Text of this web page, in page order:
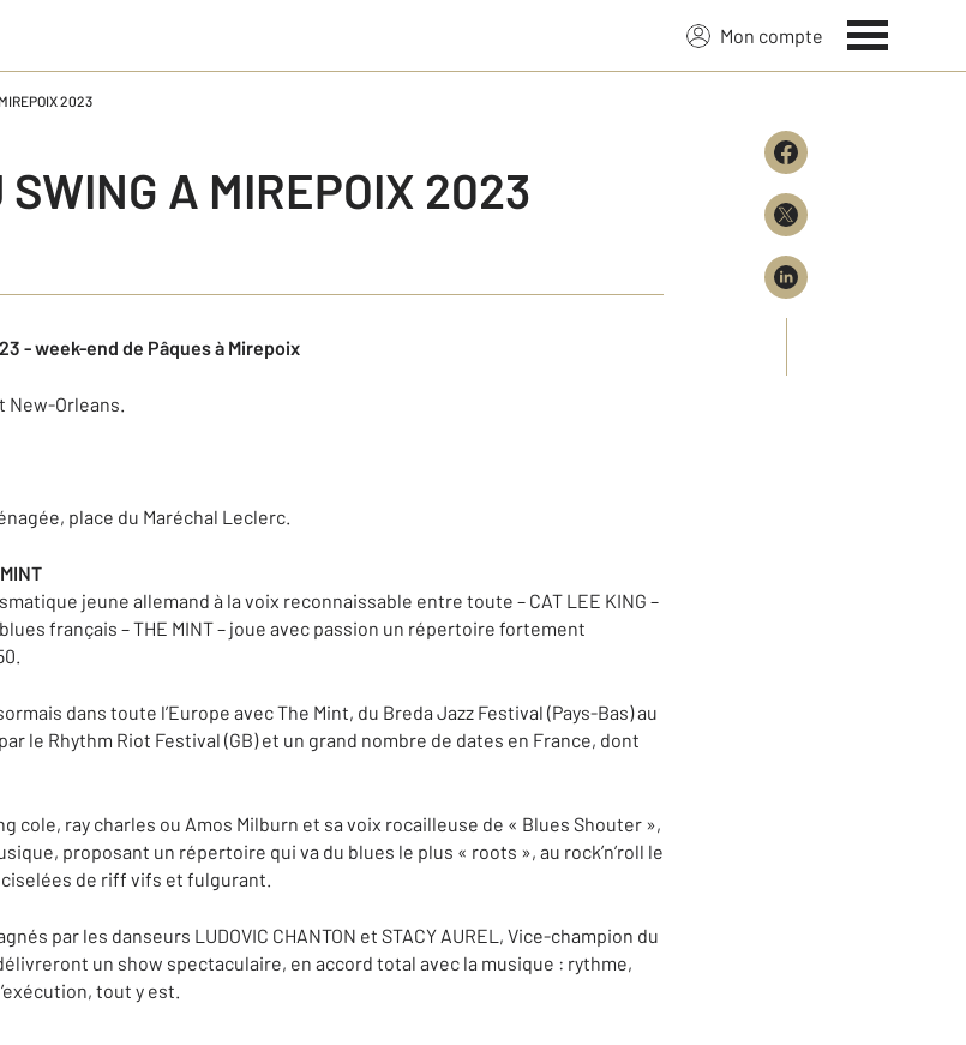
Mon compte
2023
SWING A MIREPOIX 2023
- week-end de Pâques à Mirepoix
New-Orleans.
place du Maréchal Leclerc.
jeune allemand à la voix reconnaissable entre toute – CAT LEE KING –
français – THE MINT – joue avec passion un répertoire fortement
dans toute l’Europe avec The Mint, du Breda Jazz Festival (Pays-Bas) au
le Rhythm Riot Festival (GB) et un grand nombre de dates en France, dont
cole, ray charles ou Amos Milburn et sa voix rocailleuse de « Blues Shouter »,
proposant un répertoire qui va du blues le plus « roots », au rock’n’roll le
de riff vifs et fulgurant.
par les danseurs LUDOVIC CHANTON et STACY AUREL, Vice-champion du
un show spectaculaire, en accord total avec la musique : rythme,
tout y est.